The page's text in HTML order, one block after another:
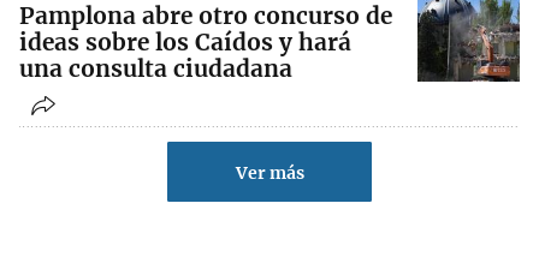
Pamplona abre otro concurso de
ideas sobre los Caídos y hará
una consulta ciudadana
Ver más